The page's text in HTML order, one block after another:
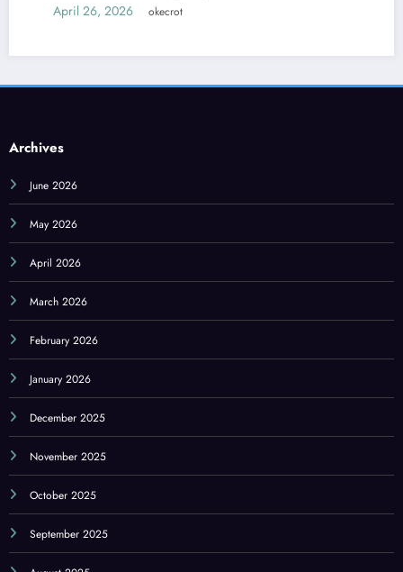
April 26, 2026 okecrot
Archives
June 2026
May 2026
April 2026
March 2026
February 2026
January 2026
December 2025
November 2025
October 2025
September 2025